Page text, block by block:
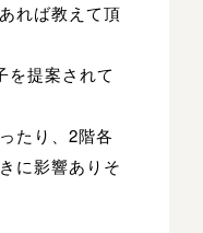
れば教えて頂
を提案されて
たり、2階各
に影響ありそ